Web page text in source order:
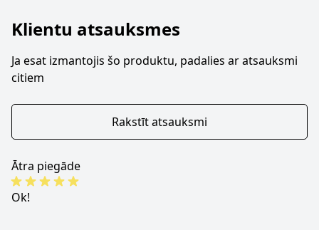
Klientu atsauksmes
Ja esat izmantojis šo produktu, padalies ar atsauksmi
citiem
Rakstīt atsauksmi
Ātra piegāde
Ok!